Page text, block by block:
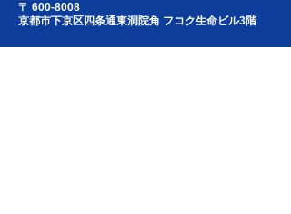
〒 600-8008
京都市下京区四条通東洞院角 フコク生命ビル3階